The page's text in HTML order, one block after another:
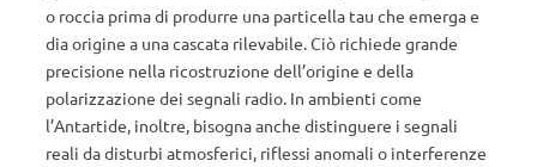
o roccia prima di produrre una particella tau che emerga e
dia origine a una cascata rilevabile. Ciò richiede grande
precisione nella ricostruzione dell’origine e della
polarizzazione dei segnali radio. In ambienti come
l’Antartide, inoltre, bisogna anche distinguere i segnali
reali da disturbi atmosferici, riflessi anomali o interferenze